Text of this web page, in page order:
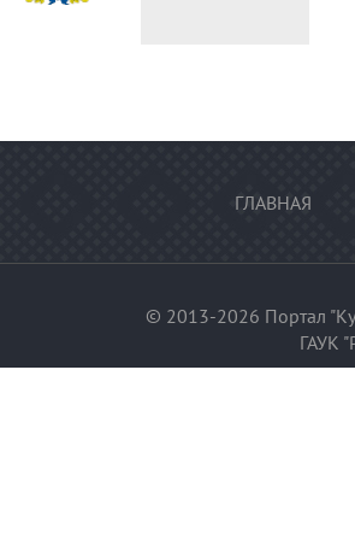
ГЛАВНАЯ
© 2013-2026 Портал
ГАУК